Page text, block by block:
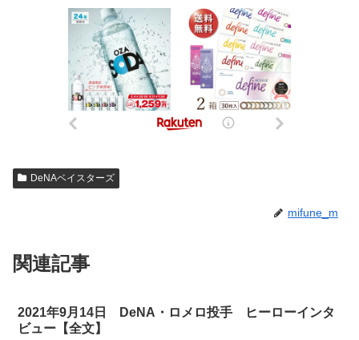
DeNAベイスターズ
mifune_m
関連記事
2021年9月14日 DeNA・ロメロ投手 ヒーローインタ
ビュー【全文】